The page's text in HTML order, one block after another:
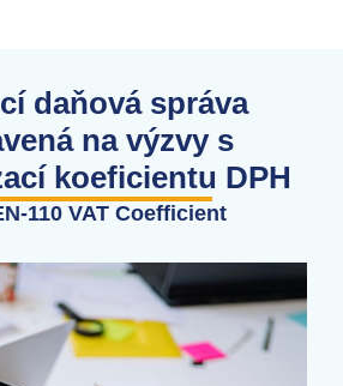
daňová správa
na výzvy s
koeficientu DPH
110 VAT Coefficient